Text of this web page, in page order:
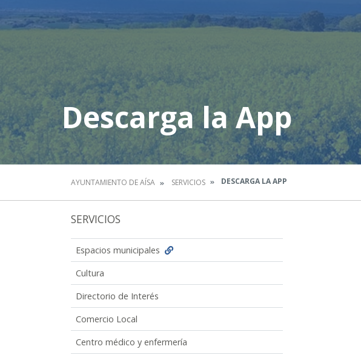
Descarga la App
AYUNTAMIENTO DE AÍSA SERVICIOS DESCARGA LA APP
SERVICIOS
Espacios municipales
Cultura
Directorio de Interés
Comercio Local
Centro médico y enfermería